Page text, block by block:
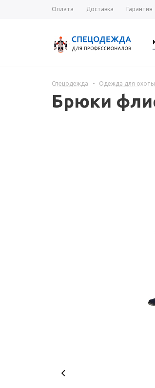
Оплата Доставка Гарантия
Спецодежда - Одежда для охоты
Брюки